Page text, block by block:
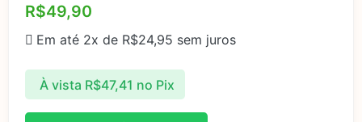
R$49,90
Em até 2x de R$24,95 sem juros
À vista R$47,41 no Pix